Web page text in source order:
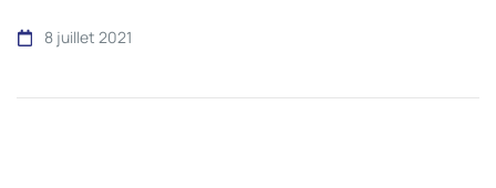
8 juillet 2021